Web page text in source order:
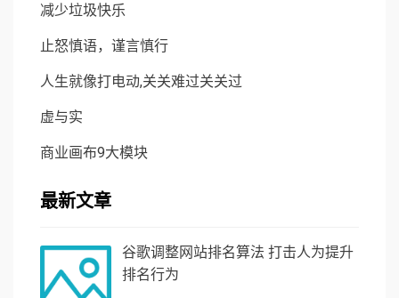
减少垃圾快乐
止怒慎语，谨言慎行
人生就像打电动,关关难过关关过
虚与实
商业画布9大模块
最新文章
谷歌调整网站排名算法 打击人为提升
排名行为